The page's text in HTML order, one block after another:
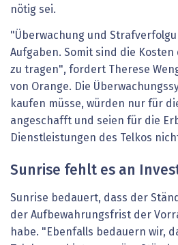
nötig sei.
"Überwachung und
Aufgaben. Somit sind die
zu tragen", fordert Therese
von Orange. Die
kaufen müsse, würden nur für
angeschafft und seien für die
Dienstleistungen des Telkos
Sunrise fehlt es an
Sunrise bedauert, dass der
der Aufbewahrungsfrist der
habe. "Ebenfalls bedauern wir,